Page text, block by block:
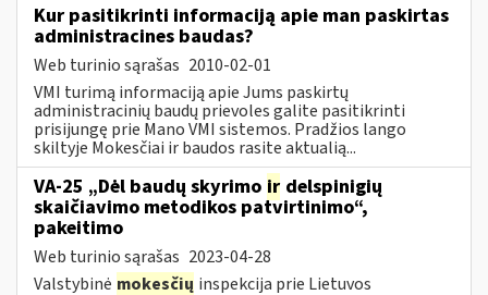
Kur pasitikrinti informaciją apie man paskirtas
administracines baudas?
Web turinio sąrašas 2010-02-01
VMI turimą informaciją apie Jums paskirtų
administracinių baudų prievoles galite pasitikrinti
prisijungę prie Mano VMI sistemos. Pradžios lango
skiltyje Mokesčiai ir baudos rasite aktualią...
VA-25 „Dėl baudų skyrimo ir delspinigių
skaičiavimo metodikos patvirtinimo“,
pakeitimo
Web turinio sąrašas 2023-04-28
Valstybinė mokesčių inspekcija prie Lietuvos